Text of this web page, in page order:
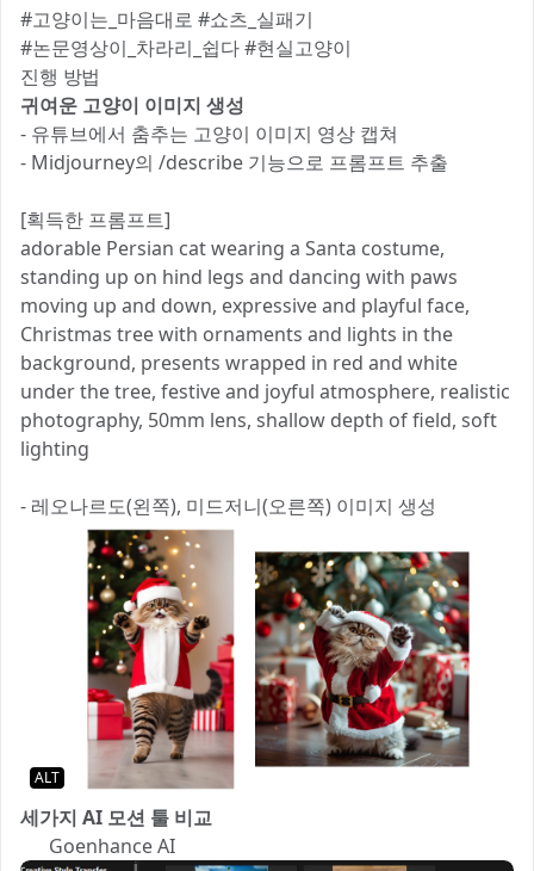
#고양이는_마음대로 #쇼츠_실패기
#논문영상이_차라리_쉽다 #현실고양이
진행 방법
귀여운 고양이 이미지 생성
- 유튜브에서 춤추는 고양이 이미지 영상 캡쳐
- Midjourney의 /describe 기능으로 프롬프트 추출
[획득한 프롬프트]
adorable Persian cat wearing a Santa costume,
standing up on hind legs and dancing with paws
moving up and down, expressive and playful face,
Christmas tree with ornaments and lights in the
background, presents wrapped in red and white
under the tree, festive and joyful atmosphere, realistic
photography, 50mm lens, shallow depth of field, soft
lighting
- 레오나르도(왼쪽), 미드저니(오른쪽) 이미지 생성
ALT
세가지 AI 모션 툴 비교
1️⃣ Goenhance AI